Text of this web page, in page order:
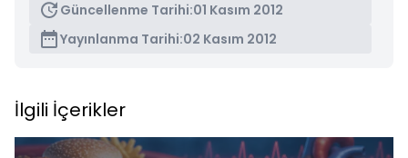
Güncellenme Tarihi:01 Kasım 2012
Yayınlanma Tarihi:02 Kasım 2012
İlgili İçerikler